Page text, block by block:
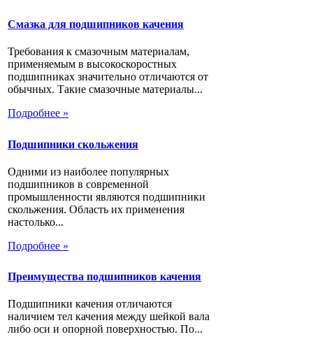
Смазка для подшипников качения
Требования к смазочным материалам,
применяемым в высокоскоростных
подшипниках значительно отличаются от
обычных. Такие смазочные материалы...
Подробнее »
Подшипники скольжения
Одними из наиболее популярных
подшипников в современной
промышленности являются подшипники
скольжения. Область их применения
настолько...
Подробнее »
Преимущества подшипников качения
Подшипники качения отличаются
наличием тел качения между шейкой вала
либо оси и опорной поверхностью. По...